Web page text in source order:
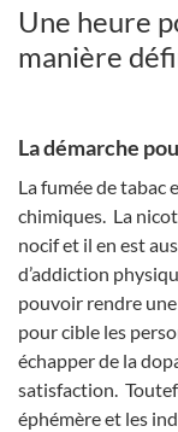
Une heure
manière
La démarche
La fumée de
chimiques. La
nocif et il en est
d’addiction
pouvoir rendre
pour cible les
échapper de la
satisfaction.
éphémère et les